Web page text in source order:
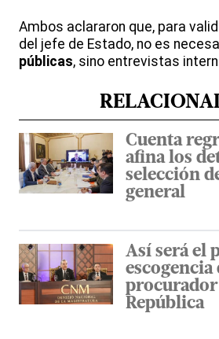
Ambos aclararon que, para
del jefe de Estado, no es
públicas, sino entrevistas
Cuenta
afina los
selección
general
Así será el
escogencia
procurador
República